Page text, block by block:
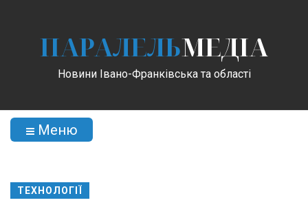
ПАРАЛЕЛЬМЕДІА
Новини Івано-Франківська та області
Меню
ТЕХНОЛОГІЇ